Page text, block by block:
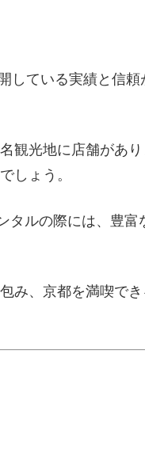
している実績と信
観光地に店舗があ
しょう。
タルの際には、豊
み、京都を満喫で